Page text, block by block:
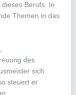
Berufs. In
Themen in das
des
sich
steuert er